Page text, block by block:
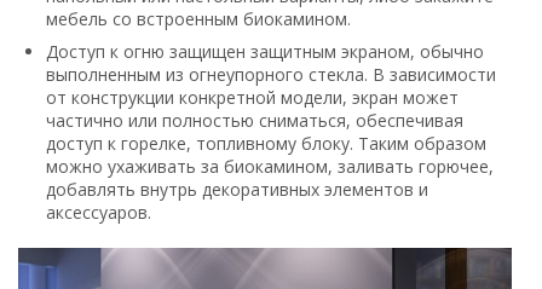
мебель со встроенным биокамином.
Доступ к огню защищен защитным экраном, обычно
выполненным из огнеупорного стекла. В зависимости
от конструкции конкретной модели, экран может
частично или полностью сниматься, обеспечивая
доступ к горелке, топливному блоку. Таким образом
можно ухаживать за биокамином, заливать горючее,
добавлять внутрь декоративных элементов и
аксессуаров.